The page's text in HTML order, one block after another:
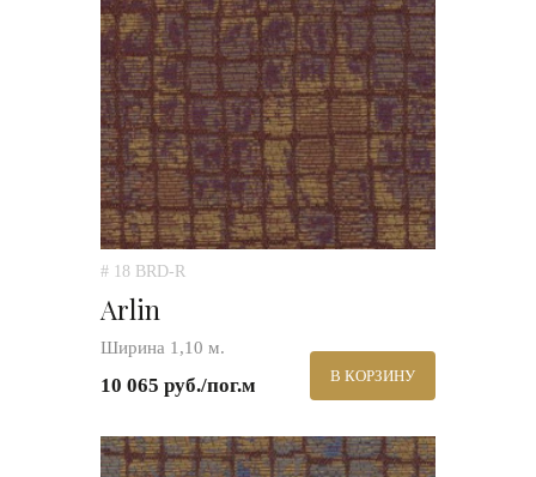
# 18 BRD-R
Arlin
Ширина 1,10 м.
10 065 руб./пог.м В КОРЗИНУ